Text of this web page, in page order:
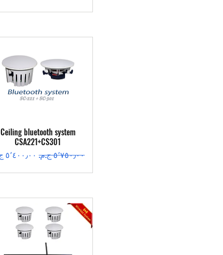
العرض السريع
Ceiling bluetooth system
CSA221+CS301
سعر عادي‏٥٬٧٥٠٫٠٠ ج.م.‏ سعر البيع